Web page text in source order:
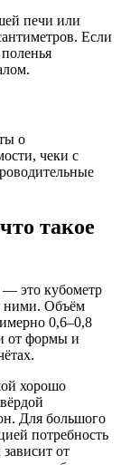
печи или
Если
о
чеки с
такое
— это кубометр
ними. Объём
0,6–0,8
от формы и
хорошо
Для большого
потребность
от